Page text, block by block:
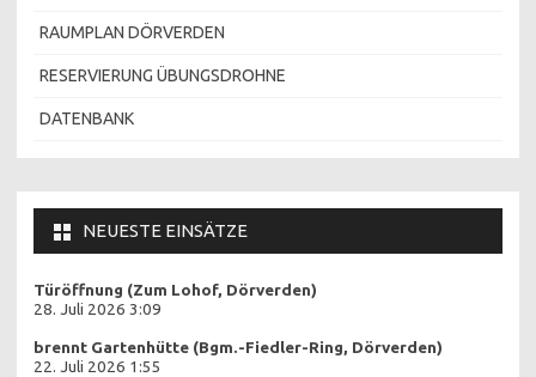
RAUMPLAN DÖRVERDEN
RESERVIERUNG ÜBUNGSDROHNE
DATENBANK
NEUESTE EINSÄTZE
Türöffnung (Zum Lohof, Dörverden)
28. Juli 2026 3:09
brennt Gartenhütte (Bgm.-Fiedler-Ring, Dörverden)
22. Juli 2026 1:55